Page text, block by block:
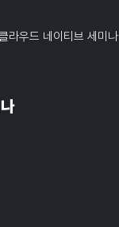
라우드 네이티브 세미나